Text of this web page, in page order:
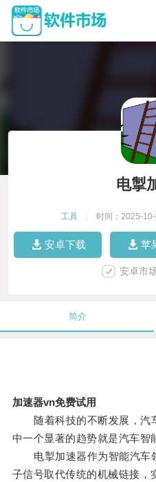
电掣
工具 时间：2025-
安卓下载 苹
安卓市
简介
加速器vn免费试用
随着科技的不断发展，汽
中一个显著的趋势就是汽车智
电掣加速器作为智能汽车
子信号取代传统的机械链接，